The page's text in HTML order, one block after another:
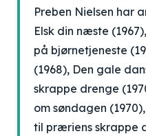
Preben Nielsen har
Elsk din næste
på bjørnetjeneste
(1968), Den gale
skrappe drenge
om søndagen
til præriens skrappe